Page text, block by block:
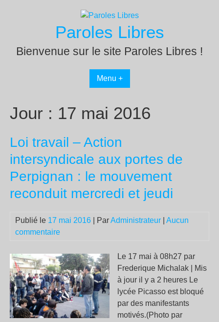
Paroles Libres
Bienvenue sur le site Paroles Libres !
Menu +
Jour : 17 mai 2016
Loi travail – Action
intersyndicale aux portes de
Perpignan : le mouvement
reconduit mercredi et jeudi
Publié le 17 mai 2016 | ParAdministrateur
Aucun
commentaire
Le 17 mai à 08h27 par
Frederique Michalak | Mis
à jour il y a 2 heures Le
lycée Picasso est bloqué
par des manifestants
motivés.(Photo par